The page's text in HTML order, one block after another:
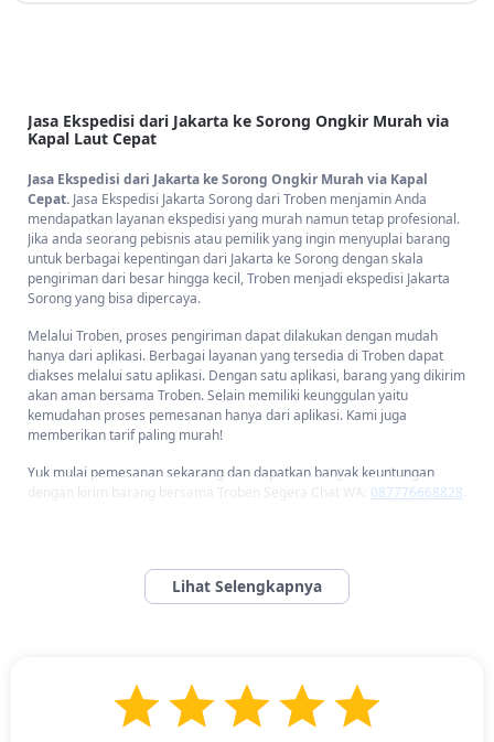
Jasa Ekspedisi dari Jakarta ke Sorong Ongkir Murah via
Kapal Laut Cepat
Jasa Ekspedisi dari Jakarta ke Sorong Ongkir Murah via Kapal
Cepat. Jasa Ekspedisi Jakarta Sorong dari Troben menjamin Anda
mendapatkan layanan ekspedisi yang murah namun tetap profesional.
Jika anda seorang pebisnis atau pemilik yang ingin menyuplai barang
untuk berbagai kepentingan dari Jakarta ke Sorong dengan skala
pengiriman dari besar hingga kecil, Troben menjadi ekspedisi Jakarta
Sorong yang bisa dipercaya.
Melalui Troben, proses pengiriman dapat dilakukan dengan mudah
hanya dari aplikasi. Berbagai layanan yang tersedia di Troben dapat
diakses melalui satu aplikasi. Dengan satu aplikasi, barang yang dikirim
akan aman bersama Troben. Selain memiliki keunggulan yaitu
kemudahan proses pemesanan hanya dari aplikasi. Kami juga
memberikan tarif paling murah!
Yuk mulai pemesanan sekarang dan dapatkan banyak keuntungan
dengan kirim barang bersama Troben Segera Chat WA: 087776668828
Dijemput Harga Lebih Hemat
hadir dengan jasa pengiriman cargo yang mudah dan terjangkau, kami
menawarkan minimum berat sebuah kargo mencapai 10 kg.